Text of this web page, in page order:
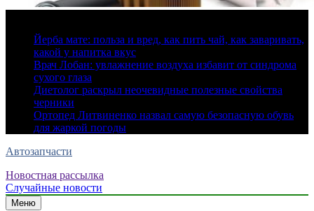
Йерба мате: польза и вред, как пить чай, как заваривать,
какой у напитка вкус
Врач Лобан: увлажнение воздуха избавит от синдрома
сухого глаза
Диетолог раскрыл неочевидные полезные свойства
черники
Ортопед Литвиненко назвал самую безопасную обувь
для жаркой погоды
Автозапчасти
Новостная рассылка
Случайные новости
Меню